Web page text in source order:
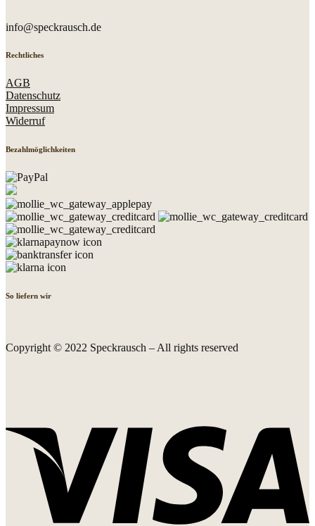
info@speckrausch.de
Rechtliches
AGB
Datenschutz
Impressum
Widerruf
Bezahlmöglichkeiten
So liefern wir
Copyright © 2022 Speckrausch – All rights reserved